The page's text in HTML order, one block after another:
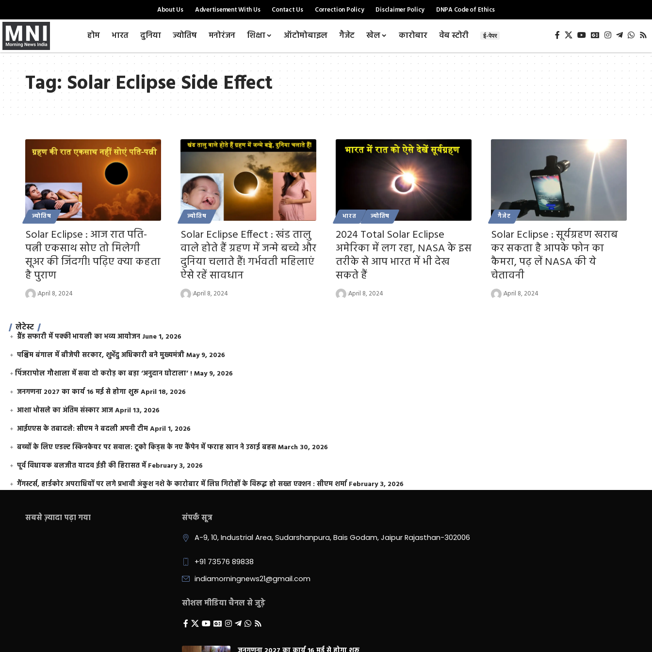
About Us Advertisement With Us Contact Us Correction Policy Disclaimer Policy DNPA Code of Ethics
होम भारत दुनिया ज्योतिष मनोरंजन शिक्षा ऑटोमोबाइल गैजेट खेल कारोबार वेब स्टोरी ई-पेपर
Tag:Solar Eclipse Side Effect
ज्योतिष
Solar Eclipse : आज रात पति-
पत्नी एकसाथ सोए तो मिलेगी
सूअर की जिंदगी! पढ़िए क्या कहता
है पुराण
April 8, 2024
ज्योतिष
Solar Eclipse Effect : खंड तालु
वाले होते हैं ग्रहण में जन्मे बच्चे और
दुनिया चलाते हैं! गर्भवती महिलाएं
ऐसे रहें सावधान
April 8, 2024
भारत ज्योतिष
2024 Total Solar Eclipse
अमेरिका में लग रहा, NASA के इस
तरीके से आप भारत में भी देख
सकते हैं
April 8, 2024
गैजेट
Solar Eclipse : सूर्यग्रहण खराब
कर सकता है आपके फोन का
कैमरा, पढ़ लें NASA की ये
चेतावनी
April 8, 2024
लेटेस्ट
ग्रैंड सफारी में पक्की भायली का भव्य आयोजन June 1, 2026
पश्चिम बंगाल में बीजेपी सरकार, शुभेंदु अधिकारी बने मुख्यमंत्रीMay 9, 2026
​पिंजरापोल गौशाला में सवा दो करोड़ का बड़ा ‘अनुदान घोटाला’ !May 9, 2026
जनगणना 2027 का कार्य 16 मई से होगा शुरूApril 18, 2026
आशा भोसले का अंतिम संस्कार आजApril 13, 2026
आईएएस के तबादले: सीएम ने बदली अपनी टीमApril 1, 2026
बच्चों के लिए एडल्ट स्किनकेयर पर सवाल: टूको किड्स के नए कैंपेन में फराह खान ने उठाई बहसMarch 30, 2026
पूर्व विधायक बलजीत यादव ईडी की हिरासत में February 3, 2026
गैंगस्टर्स, हार्डकोर अपराधियों पर लगे प्रभावी अंकुश नशे के कारोबार में लिप्त गिरोहों के विरूद्ध हो सख्त एक्शन : सीएम शर्मा February 3, 2026
सबसे ज़्यादा पढ़ा गया संपर्क सूत्र
A-9, 10, Industrial Area, Sudarshanpura, Bais Godam, Jaipur Rajasthan-302006
+91 73576 89838
indiamorningnews21@gmail.com
सोशल मीडिया चैनल से जुड़े